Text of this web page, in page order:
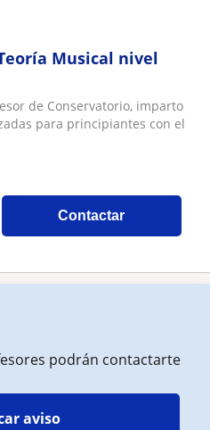
Musical nivel
de Conservatorio, imparto
para principiantes con el
Contactar
podrán contactarte
aviso